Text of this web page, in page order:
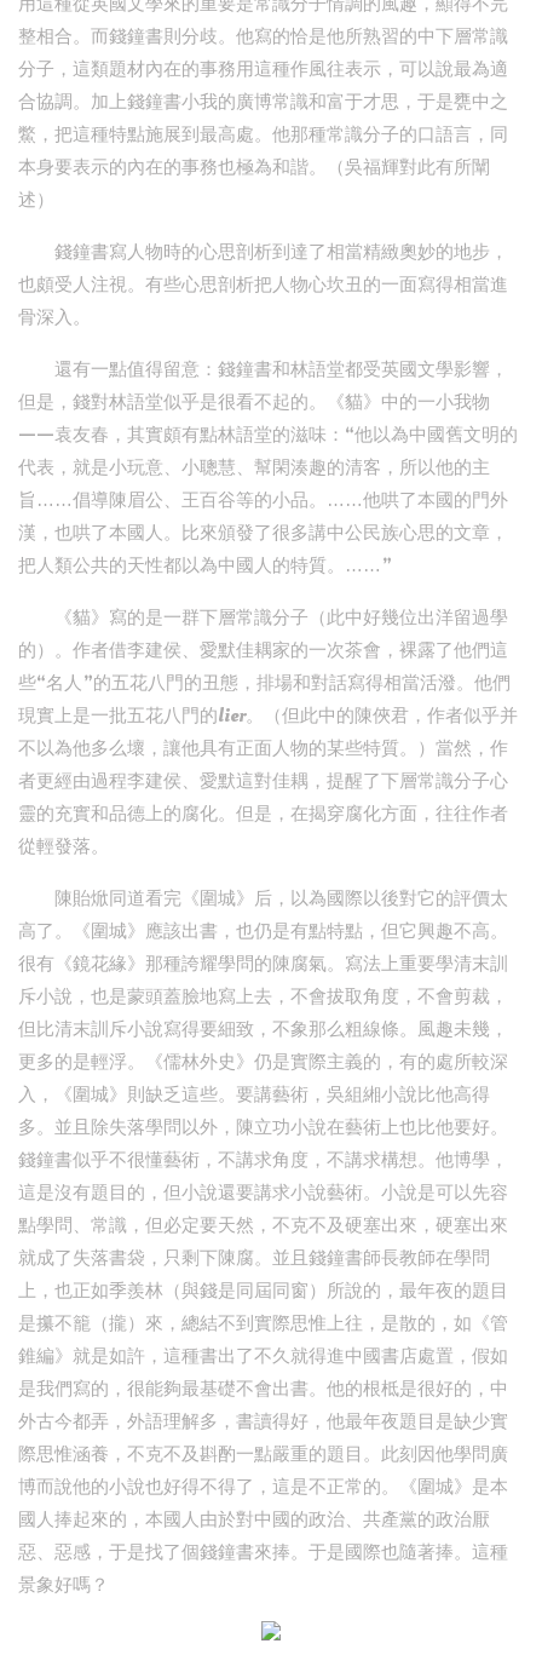
整相合。而錢鐘書則分歧。他寫的恰是他所熟習的中下層常識
分子，這類題材內在的事務用這種作風往表示，可以說最為適
合協調。加上錢鐘書小我的廣博常識和富于才思，于是甕中之
鱉，把這種特點施展到最高處。他那種常識分子的口語言，同
本身要表示的內在的事務也極為和諧。（吳福輝對此有所闡
述）
錢鐘書寫人物時的心思剖析到達了相當精緻奧妙的地步，
也頗受人注視。有些心思剖析把人物心坎丑的一面寫得相當進
骨深入。
還有一點值得留意：錢鐘書和林語堂都受英國文學影響，
但是，錢對林語堂似乎是很看不起的。《貓》中的一小我物
——袁友春，其實頗有點林語堂的滋味：“他以為中國舊文明的
代表，就是小玩意、小聰慧、幫閑湊趣的清客，所以他的主
旨……倡導陳眉公、王百谷等的小品。……他哄了本國的門外
漢，也哄了本國人。比來頒發了很多講中公民族心思的文章，
把人類公共的天性都以為中國人的特質。……”
《貓》寫的是一群下層常識分子（此中好幾位出洋留過學
的）。作者借李建侯、愛默佳耦家的一次茶會，裸露了他們這
些“名人”的五花八門的丑態，排場和對話寫得相當活潑。他們
現實上是一批五花八門的lier。（但此中的陳俠君，作者似乎并
不以為他多么壞，讓他具有正面人物的某些特質。）當然，作
者更經由過程李建侯、愛默這對佳耦，提醒了下層常識分子心
靈的充實和品德上的腐化。但是，在揭穿腐化方面，往往作者
從輕發落。
陳貽焮同道看完《圍城》后，以為國際以後對它的評價太
高了。《圍城》應該出書，也仍是有點特點，但它興趣不高。
很有《鏡花緣》那種誇耀學問的陳腐氣。寫法上重要學清末訓
斥小說，也是蒙頭蓋臉地寫上去，不會拔取角度，不會剪裁，
但比清末訓斥小說寫得要細致，不象那么粗線條。風趣未幾，
更多的是輕浮。《儒林外史》仍是實際主義的，有的處所較深
入，《圍城》則缺乏這些。要講藝術，吳組緗小說比他高得
多。並且除失落學問以外，陳立功小說在藝術上也比他要好。
錢鐘書似乎不很懂藝術，不講求角度，不講求構想。他博學，
這是沒有題目的，但小說還要講求小說藝術。小說是可以先容
點學問、常識，但必定要天然，不克不及硬塞出來，硬塞出來
就成了失落書袋，只剩下陳腐。並且錢鐘書師長教師在學問
上，也正如季羨林（與錢是同屆同窗）所說的，最年夜的題目
是攥不籠（攏）來，總結不到實際思惟上往，是散的，如《管
錐編》就是如許，這種書出了不久就得進中國書店處置，假如
是我們寫的，很能夠最基礎不會出書。他的根柢是很好的，中
外古今都弄，外語理解多，書讀得好，他最年夜題目是缺少實
際思惟涵養，不克不及斟酌一點嚴重的題目。此刻因他學問廣
博而說他的小說也好得不得了，這是不正常的。《圍城》是本
國人捧起來的，本國人由於對中國的政治、共產黨的政治厭
惡、惡感，于是找了個錢鐘書來捧。于是國際也隨著捧。這種
景象好嗎？